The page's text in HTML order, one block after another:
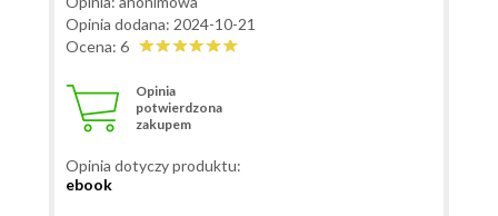
Opinia dodana: 2024-10-21
Ocena: 6
Opinia
potwierdzona
zakupem
Opinia dotyczy produktu:
ebook